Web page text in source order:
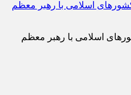
اسلامی با رهبر معظم